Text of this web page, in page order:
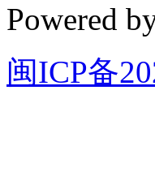
Powered
闽ICP备